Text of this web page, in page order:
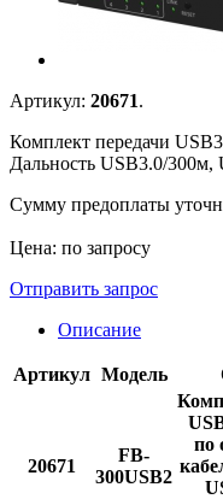
Артикул: 20671.
Комплект передачи
Дальность USB3.0/
Сумму предоплаты
Цена: по запросу
Отправить запрос
Описание
Артикул Модель
20671
FB-
300USB2
по